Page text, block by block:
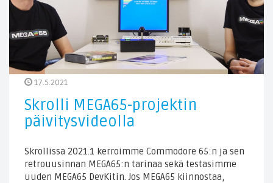
17.5.2021
Skrolli MEGA65-projektin
päivitysvideolla
Skrollissa 2021.1 kerroimme Commodore 65:n ja sen
retrouusinnan MEGA65:n tarinaa sekä testasimme
uuden MEGA65 DevKitin. Jos MEGA65 kiinnostaa,